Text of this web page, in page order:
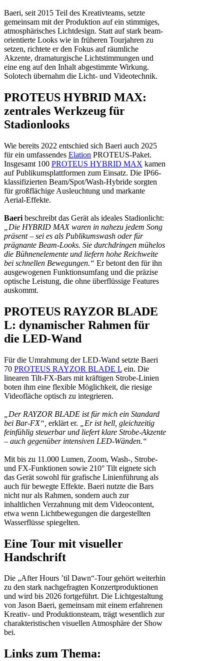
Baeri, seit 2015 Teil des Kreativteams, setzte
gemeinsam mit der Produktion auf ein stimmiges,
atmosphärisches Lichtdesign. Statt auf stark beam-
orientierte Looks wie in früheren Tourjahren zu
setzen, richtete er den Fokus auf räumliche
Akzente, dramaturgische Lichtstimmungen und
eine eng auf den Inhalt abgestimmte Wirkung.
Solotech übernahm die Licht- und Videotechnik.
PROTEUS HYBRID MAX:
zentrales Werkzeug für
Stadionlooks
Wie bereits 2022 entschied sich Baeri auch 2025
für ein umfassendes Elation PROTEUS-Paket.
Insgesamt 100 PROTEUS HYBRID MAX kamen
auf Publikumsplattformen zum Einsatz. Die IP66-
klassifizierten Beam/Spot/Wash-Hybride sorgten
für großflächige Ausleuchtung und markante
Aerial-Effekte.
Baeri beschreibt das Gerät als ideales Stadionlicht:
„Die HYBRID MAX waren in nahezu jedem Song
präsent – sei es als Publikumswash oder für
prägnante Beam-Looks. Sie durchdringen mühelos
die Bühnenelemente und liefern hohe Reichweite
bei schnellen Bewegungen.“ Er betont den für ihn
ausgewogenen Funktionsumfang und die präzise
optische Leistung, die ohne überflüssige Features
auskommt.
PROTEUS RAYZOR BLADE
L: dynamischer Rahmen für
die LED-Wand
Für die Umrahmung der LED-Wand setzte Baeri
70 PROTEUS RAYZOR BLADE L ein. Die
linearen Tilt-FX-Bars mit kräftigen Strobe-Linien
boten ihm eine flexible Möglichkeit, die riesige
Videofläche optisch zu integrieren.
„Der RAYZOR BLADE ist für mich ein Standard
bei Bar-FX“, erklärt er.
„Er ist hell, gleichzeitig
feinfühlig steuerbar und liefert klare Strobe-Akzente
– auch gegenüber intensiven LED-Wänden.“
Mit bis zu 11.000 Lumen, Zoom, Wash-, Strobe-
und FX-Funktionen sowie 210° Tilt eignete sich
das Gerät sowohl für grafische Linienführung als
auch für bewegte Effekte. Baeri nutzte die Bars
nicht nur als Rahmen, sondern auch zur
inhaltlichen Verzahnung mit dem Videocontent,
etwa wenn Lichtbewegungen die dargestellten
Wasserflüsse spiegelten.
Eine Tour mit visueller
Handschrift
Die „After Hours ’til Dawn“-Tour gehört weiterhin
zu den stark nachgefragten Konzertproduktionen
und wird bis 2026 fortgeführt. Die Lichtgestaltung
von Jason Baeri, gemeinsam mit einem erfahrenen
Kreativ- und Produktionsteam, trägt wesentlich zur
charakteristischen visuellen Atmosphäre der Show
bei.
Links zum Thema: